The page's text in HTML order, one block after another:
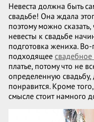
Невеста должна быть
свадьбе! Она ждала
поэтому можно
невесты к свадьбе
подготовка жениха.
подходящее свадебное
платье, потому что не
определенную
понравится. Кроме
смысле стоит намного